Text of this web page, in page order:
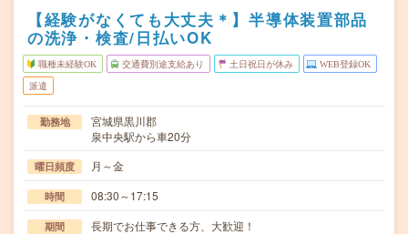
【経験がなくても大丈夫＊】半導体装置部品
の洗浄・検査/日払いOK
職種未経験OK 交通費別途支給あり 土日祝日が休み WEB登録OK
派遣
勤務地
宮城県黒川郡
泉中央駅から車20分
曜日頻度 月～金
時間 08:30～17:15
期間 長期でお仕事できる方、大歓迎！